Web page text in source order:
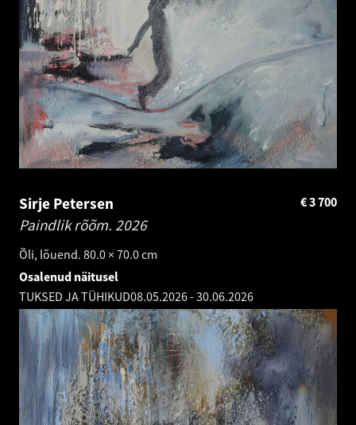
Sirje Petersen
Paindlik rõõm. 2026
Õli, lõuend. 80.0 × 70.0 cm
3 700
€
Osalenud näitusel
TUKSED JA TÜHIKUD08.05.2026-30.06.2026